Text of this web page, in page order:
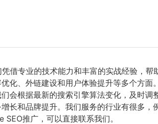
借专业的技术能力和丰富的实战经验，
化、外链建设和用户体验提升等多个方
会根据最新的搜索引擎算法变化，及时
长和品牌提升。我们服务的行业有很多
推广，可以直接联系我们。